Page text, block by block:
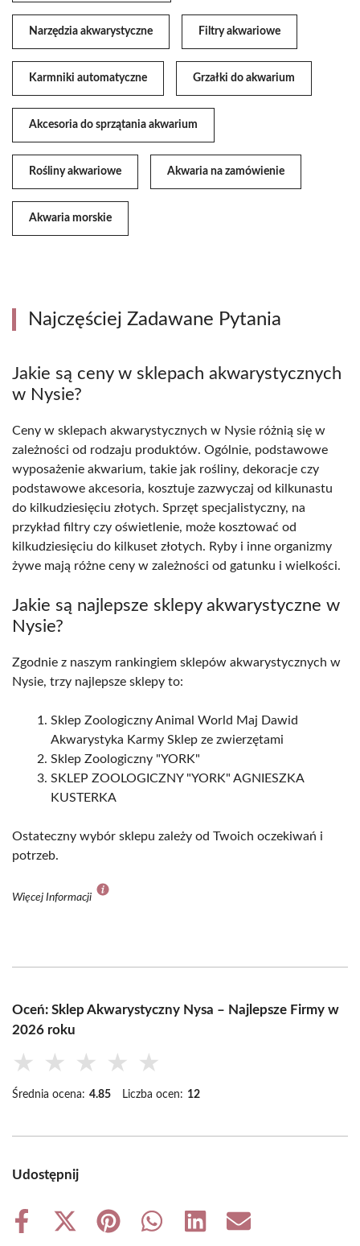
Narzędzia akwarystyczne Filtry akwariowe
Karmniki automatyczne Grzałki do akwarium
Akcesoria do sprzątania akwarium
Rośliny akwariowe Akwaria na zamówienie
Akwaria morskie
Najczęściej Zadawane Pytania
Jakie są ceny w sklepach akwarystycznych
w Nysie?
Ceny w sklepach akwarystycznych w Nysie różnią się w
zależności od rodzaju produktów. Ogólnie, podstawowe
wyposażenie akwarium, takie jak rośliny, dekoracje czy
podstawowe akcesoria, kosztuje zazwyczaj od kilkunastu
do kilkudziesięciu złotych. Sprzęt specjalistyczny, na
przykład filtry czy oświetlenie, może kosztować od
kilkudziesięciu do kilkuset złotych. Ryby i inne organizmy
żywe mają różne ceny w zależności od gatunku i wielkości.
Jakie są najlepsze sklepy akwarystyczne w
Nysie?
Zgodnie z naszym rankingiem sklepów akwarystycznych w
Nysie, trzy najlepsze sklepy to:
Sklep Zoologiczny Animal World Maj Dawid
Akwarystyka Karmy Sklep ze zwierzętami
Sklep Zoologiczny "YORK"
SKLEP ZOOLOGICZNY "YORK" AGNIESZKA
KUSTERKA
Ostateczny wybór sklepu zależy od Twoich oczekiwań i
potrzeb.
Więcej Informacji
Oceń: Sklep Akwarystyczny Nysa – Najlepsze Firmy w
2026 roku
★ ★ ★ ★ ★
Średnia ocena: 4.85 Liczba ocen: 12
Udostępnij
Share
Share
Share
Share
Share
Share